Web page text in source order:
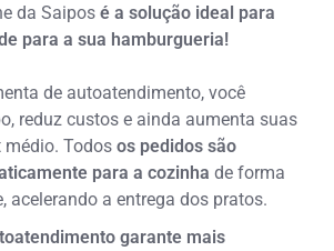
da Saiposé a solução ideal para
para a sua hamburgueria!
de autoatendimento, você
reduz custos e ainda aumenta suas
médio. Todosos pedidos são
para a cozinha de forma
acelerando a entrega dos pratos.
garante mais